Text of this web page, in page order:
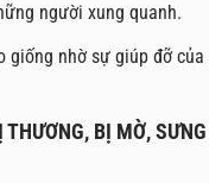
người xung quanh.
giống nhờ sự giúp đỡ
BỊ MỜ, SƯNG